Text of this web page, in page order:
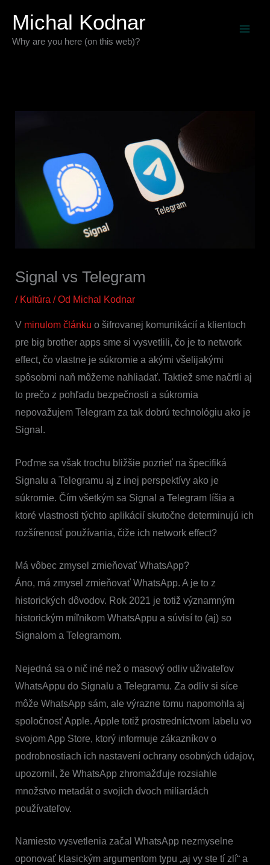
obsah
Michal Kodnar
Why are you here (on this web)?
Signal vs Telegram
/ Kultúra / Od Michal Kodnar
V minulom článku o šifrovanej komunikácií a klientoch
pre big brother apps sme si vysvetlili, čo je to network
effect, čo vlastne je súkromie a akými všelijakými
spôsobmi naň môžeme nahliadať. Taktiež sme načrtli aj
to prečo z pohľadu bezpečnosti a súkromia
nepovažujem Telegram za tak dobrú technológiu ako je
Signal.
Poďme sa však trochu bližšie pozrieť na špecifiká
Signalu a Telegramu aj z inej perspektívy ako je
súkromie. Čím všetkým sa Signal a Telegram líšia a
ktoré vlastnosti týchto aplikácií skutočne determinujú ich
rozšírenosť používania, čiže ich network effect?
Má vôbec zmysel zmieňovať WhatsApp?
Áno, má zmysel zmieňovať WhatsApp. A je to z
historických dôvodov. Rok 2021 je totiž významným
historickým míľnikom WhatsAppu a súvisí to (aj) so
Signalom a Telegramom.
Nejedná sa o nič iné než o masový odliv uživateľov
WhatsAppu do Signalu a Telegramu. Za odliv si síce
môže WhatsApp sám, ale výrazne tomu napomohla aj
spoločnosť Apple. Apple totiž prostredníctvom labelu vo
svojom App Store, ktorý informuje zákazníkov o
podrobnostiach ich nastavení ochrany osobných údajov,
upozornil, že WhatsApp zhromažďuje rozsiahle
množstvo metadát o svojich dvoch miliardách
používateľov.
Namiesto vysvetlenia začal WhatsApp nezmyselne
oponovať klasickým argumentom typu „aj vy ste tí zlí“ a